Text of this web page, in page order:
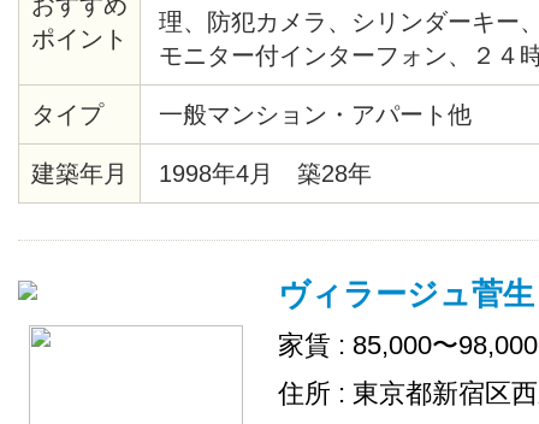
ポイント
理、防犯カメラ、シリンダーキー
モニター付インターフォン、２４
テム、給湯、バストイレ別、洗浄
ー、クッションフロア、各居室照
ト、シューズボックス、インター
ー、宅配ロッカー、ゴミ置場、駐
タイプ 一般マンション・アパート他
建築年月 1998年4月 築28年
ヴィラージュ菅生
家賃 : 85,000〜
住所 : 東京都新宿区